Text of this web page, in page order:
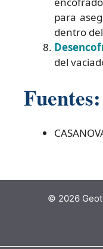
para
dentro
del
Fuentes:
© 2026